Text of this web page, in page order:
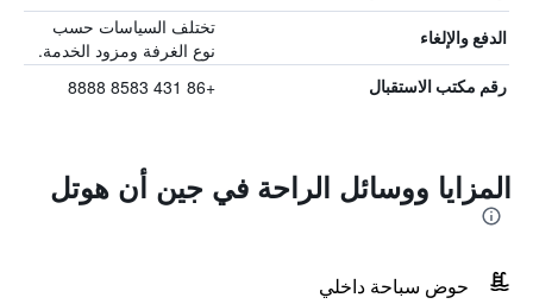
الدفع والإلغاء
تختلف السياسات حسب
نوع الغرفة ومزود الخدمة.
رقم مكتب الاستقبال +86 431 8583 8888
المزايا ووسائل الراحة في جين أن هوتل
حوض سباحة داخلي